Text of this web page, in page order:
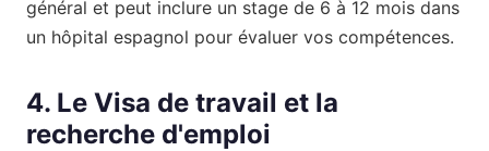
général et peut inclure un stage de 6 à 12 mois dans
un hôpital espagnol pour évaluer vos compétences.
4. Le Visa de travail et la
recherche d'emploi